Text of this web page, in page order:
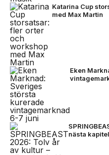
Katarina Cup
med Max Martin
Eken
nästa